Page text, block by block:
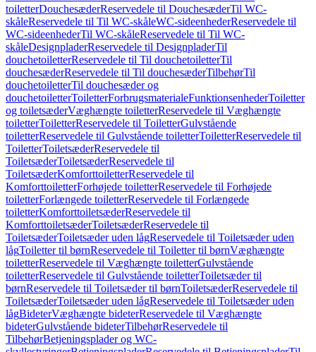
toiletterDouchesæderReservedele til DouchesæderTil WC-
skåleReservedele til Til WC-skåleWC-sideenhederReservedele til
WC-sideenhederTil WC-skåleReservedele til Til WC-
skåleDesignpladerReservedele til DesignpladerTil
douchetoiletterReservedele til Til douchetoiletterTil
douchesæderReservedele til Til douchesæderTilbehørTil
douchetoiletterTil douchesæder og
douchetoiletterToiletterForbrugsmaterialeFunktionsenhederToiletter
og toiletsæderVæghængte toiletterReservedele til Væghængte
toiletterToiletterReservedele til ToiletterGulvstående
toiletterReservedele til Gulvstående toiletterToiletterReservedele til
ToiletterToiletsæderReservedele til
ToiletsæderToiletsæderReservedele til
ToiletsæderKomforttoiletterReservedele til
KomforttoiletterForhøjede toiletterReservedele til Forhøjede
toiletterForlængede toiletterReservedele til Forlængede
toiletterKomforttoiletsæderReservedele til
KomforttoiletsæderToiletsæderReservedele til
ToiletsæderToiletsæder uden lågReservedele til Toiletsæder uden
lågToiletter til børnReservedele til Toiletter til børnVæghængte
toiletterReservedele til Væghængte toiletterGulvstående
toiletterReservedele til Gulvstående toiletterToiletsæder til
børnReservedele til Toiletsæder til børnToiletsæderReservedele til
ToiletsæderToiletsæder uden lågReservedele til Toiletsæder uden
lågBideterVæghængte bideterReservedele til Væghængte
bideterGulvstående bideterTilbehørReservedele til
TilbehørBetjeningsplader og WC-